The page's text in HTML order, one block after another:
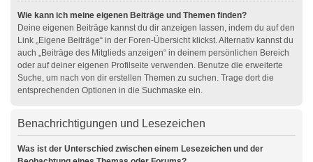
Wie kann ich meine eigenen Beiträge und Themen finden?
Deine eigenen Beiträge kannst du dir anzeigen lassen, indem du auf den
Link „Eigene Beiträge“ in der Foren-Übersicht klickst. Alternativ kannst du
auch „Beiträge des Mitglieds anzeigen“ in deinem persönlichen Bereich
oder auf deiner eigenen Profilseite verwenden. Benutze die erweiterte
Suche, um nach von dir erstellen Themen zu suchen. Trage dort die
entsprechenden Optionen in die Suchmaske ein.
Benachrichtigungen und Lesezeichen
Was ist der Unterschied zwischen einem Lesezeichen und der